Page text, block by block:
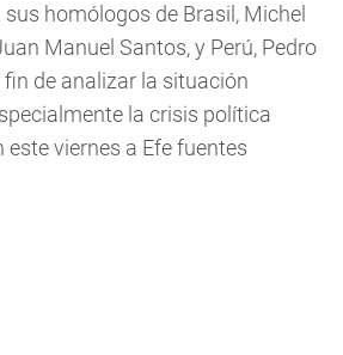
homólogos de Brasil, Michel
Manuel Santos, y Perú, Pedro
de analizar la situación
la crisis política
este viernes a Efe fuentes